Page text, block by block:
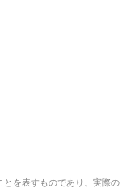
を表すものであり、実際の